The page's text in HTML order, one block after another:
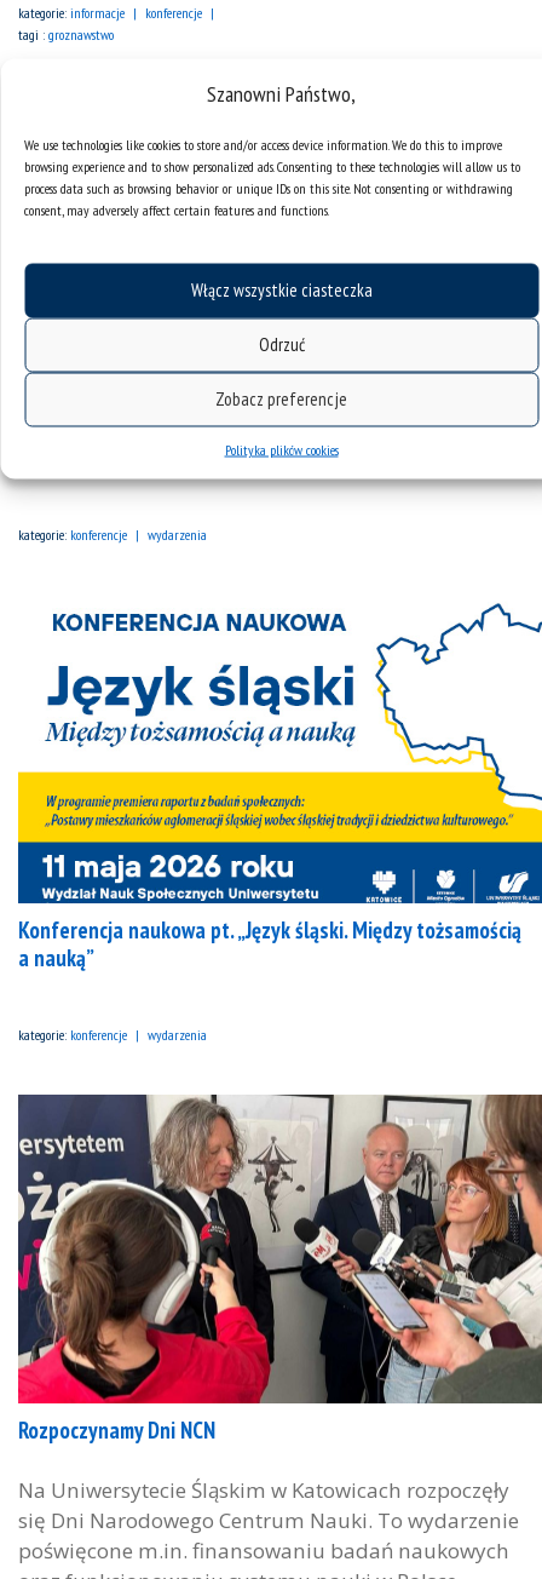
Szanowni Państwo,
We use technologies like cookies to store and/or access device information. We do this to improve
browsing experience and to show personalized ads. Consenting to these technologies will allow us to
process data such as browsing behavior or unique IDs on this site. Not consenting or withdrawing
consent, may adversely affect certain features and functions.
Włącz wszystkie ciasteczka
Odrzuć
Zobacz preferencje
Polityka plików cookies
kategorie: informacje
konferencje
tagi : groznawstwo
Konferencja naukowa „Język śląski. Między tożsamością a
kategorie: konferencje wydarzenia
Konferencja naukowa pt. „Język śląski. Między tożsamością
a nauką”
kategorie: konferencje wydarzenia
Rozpoczynamy Dni NCN
Na Uniwersytecie Śląskim w Katowicach rozpoczęły
się Dni Narodowego Centrum Nauki. To wydarzenie
poświęcone m.in. finansowaniu badań naukowych